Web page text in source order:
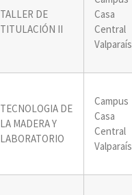
TALLER DE
TITULACIÓN II
Casa
Central
TECNOLOGIA DE
LA MADERA Y
LABORATORIO
Campus
Casa
Central